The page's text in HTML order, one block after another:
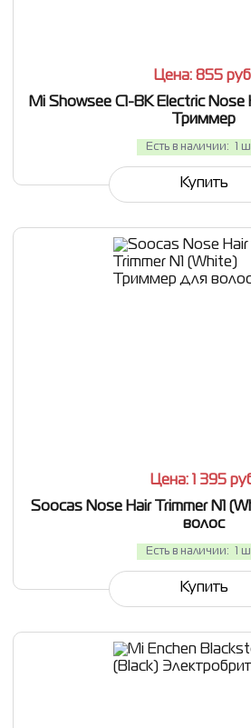
Цена: 855
Mi Showsee C1-BK Electric Nose
Триммер
Есть в наличии: 1
Купить
Цена: 1 395
Soocas Nose Hair Trimmer N1
волос
Есть в наличии: 1
Купить